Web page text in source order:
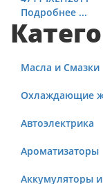
Подробнее ...
Масла и Смазки
Охлаждающие
Автоэлектрика
Ароматизаторы
Аккумуляторы